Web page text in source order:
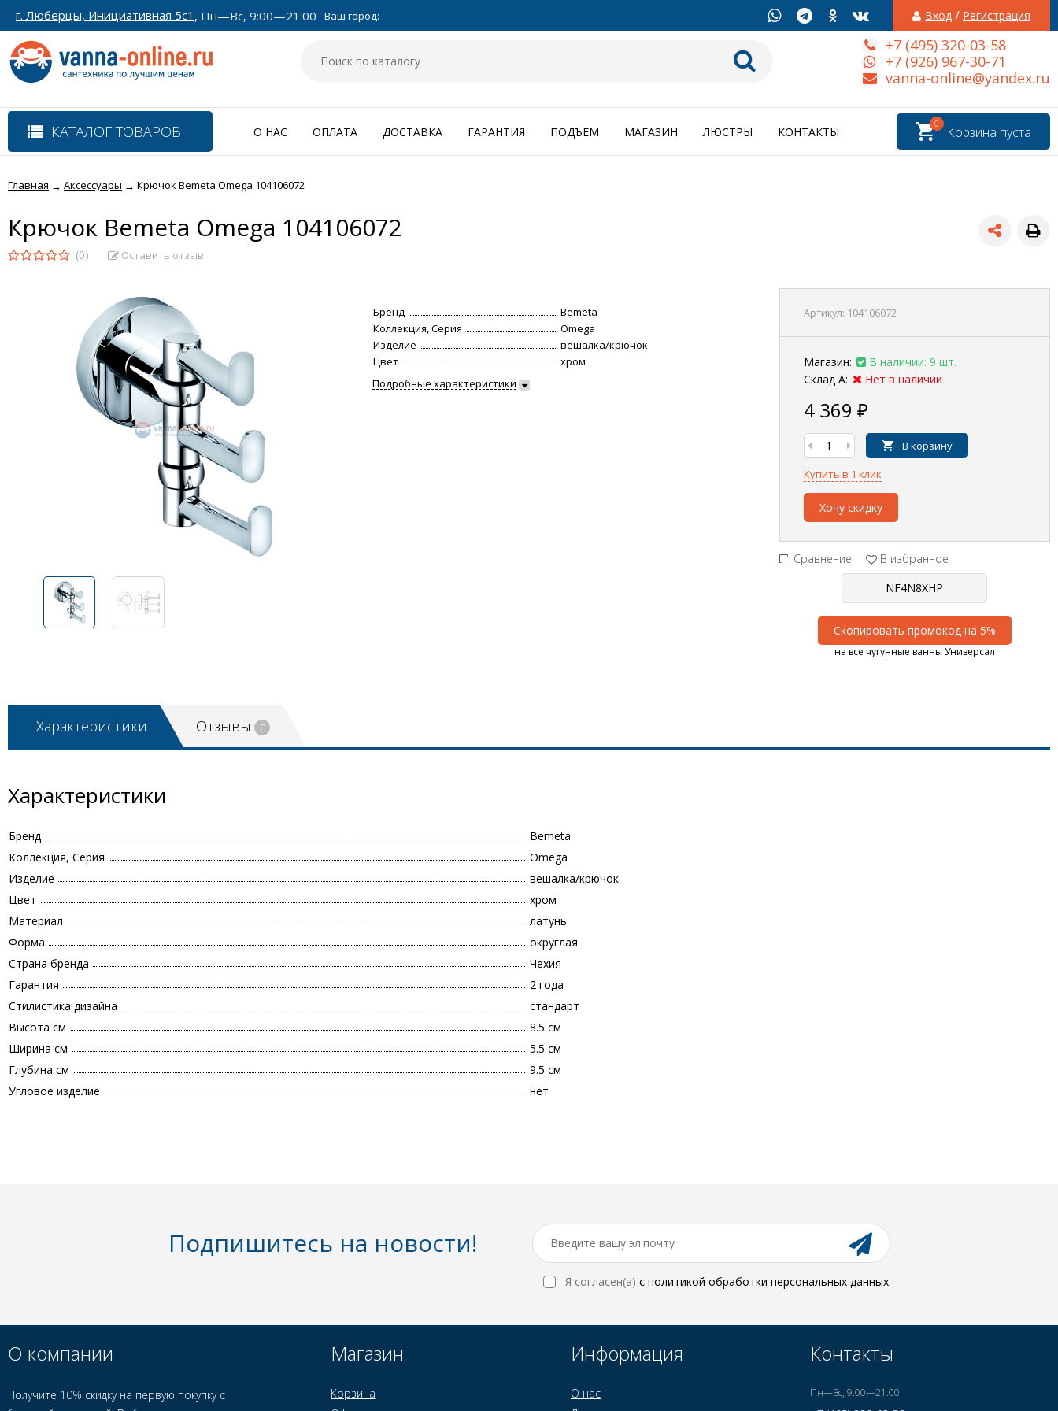
г. Люберцы, Инициативная 5с1 , Пн—Вс, 9:00—21:00 Ваш город: Вход / Регистрация
+7 (495) 320-03-58
+7 (926) 967-30-71
vanna-online@yandex.ru
КАТАЛОГ ТОВАРОВ Корзина пуста
0
О НАС ОПЛАТА ДОСТАВКА ГАРАНТИЯ ПОДЪЕМ МАГАЗИН ЛЮСТРЫ КОНТАКТЫ
Главная → Аксессуары → Крючок Bemeta Omega 104106072
Крючок Bemeta Omega 104106072
(0) Оставить отзыв
Артикул: 104106072
Магазин:
В наличии: 9 шт.
Склад А:
Нет в наличии
4 369 ₽
В корзину
Купить в 1 клик
Хочу скидку
Сравнение В избранное
Скопировать промокод на 5%
на все чугунные ванны Универсал
Бренд
Bemeta
Коллекция, Серия
Omega
Изделие
вешалка/крючок
Цвет
хром
Подробные характеристики
Характеристики Отзывы 0
Характеристики
Бренд
Bemeta
Коллекция, Серия
Omega
Изделие
вешалка/крючок
Цвет
хром
Материал
латунь
Форма
округлая
Страна бренда
Чехия
Гарантия
2 года
Стилистика дизайна
стандарт
Высота см
8.5 см
Ширина см
5.5 см
Глубина см
9.5 см
Угловое изделие
нет
Подпишитесь на новости!
Я согласен(a) с политикой обработки персональных данных
О компании
Получите 10% скидку на первую покупку с
Магазин
Корзина
Информация
О нас
Контакты
Пн—Вс, 9:00—21:00